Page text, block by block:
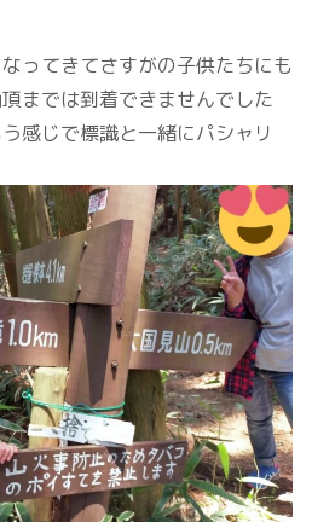
ってきてさすがの子供たちにも
までは到着できませんでした
感じで標識と一緒にパシャリ